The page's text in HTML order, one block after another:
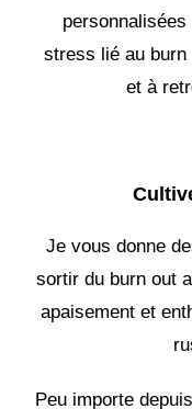
stress lié au
et à
Je vous donne
sortir du burn out
apaisement et
Peu importe